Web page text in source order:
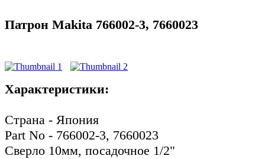
Патрон Makita 766002-3, 7660023
Характеристики:
Страна - Япония
Part No - 766002-3, 7660023
Сверло 10мм, посадочное 1/2"